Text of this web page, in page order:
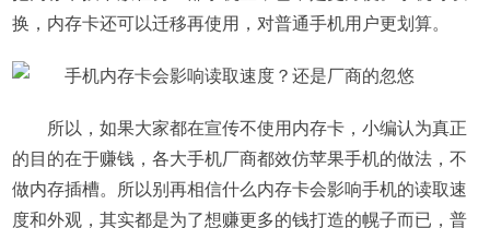
换，内存卡还可以迁移再使用，对普通手机用户更划算。
所以，如果大家都在宣传不使用内存卡，小编认为真正
的目的在于赚钱，各大手机厂商都效仿苹果手机的做法，不
做内存插槽。所以别再相信什么内存卡会影响手机的读取速
度和外观，其实都是为了想赚更多的钱打造的幌子而已，普